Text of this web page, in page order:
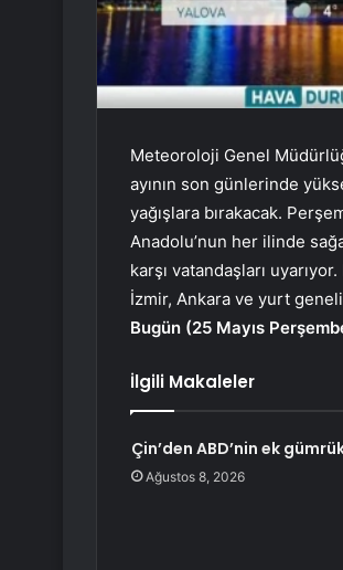
Meteoroloji Genel
ayının son günlerinde
yağışlara bırakacak.
Anadolu’nun her ilinde
karşı vatandaşları
İzmir, Ankara ve yurt
Bugün (25 Mayıs
İlgili Makaleler
Çin’den ABD’nin ek
Ağustos 8, 2026